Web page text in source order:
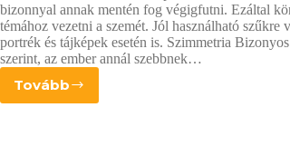
bizonnyal annak mentén fog végigfutni. Ezáltal
témához vezetni a szemét. Jól használható szűkre
portrék és tájképek esetén is. Szimmetria
szerint, az ember annál szebbnek…
TovábbKompozíciós
tippek